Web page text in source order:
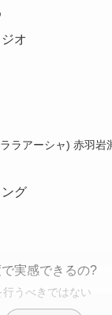
オ
ラアーシャ) 赤羽岩
グ
実感できるの?
うべきではない